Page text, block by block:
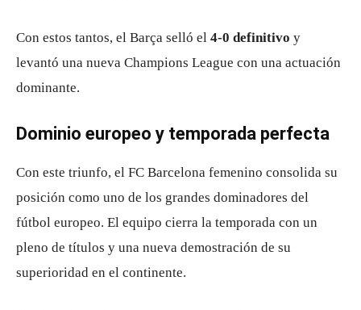
Con estos tantos, el Barça selló el 4-0 definitivo y
levantó una nueva Champions League con una actuación
dominante.
Dominio europeo y temporada perfecta
Con este triunfo, el FC Barcelona femenino consolida su
posición como uno de los grandes dominadores del
fútbol europeo. El equipo cierra la temporada con un
pleno de títulos y una nueva demostración de su
superioridad en el continente.